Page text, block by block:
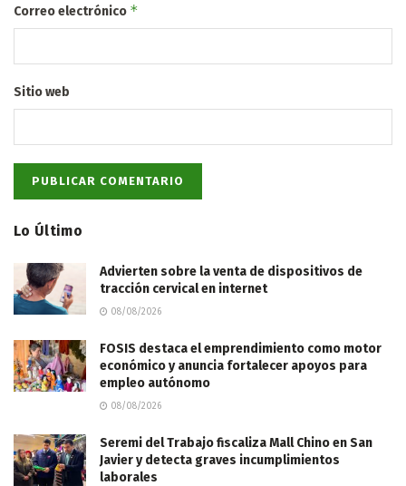
Correo electrónico *
Sitio web
Lo Último
Advierten sobre la venta de dispositivos de
tracción cervical en internet
08/08/2026
FOSIS destaca el emprendimiento como motor
económico y anuncia fortalecer apoyos para
empleo autónomo
08/08/2026
Seremi del Trabajo fiscaliza Mall Chino en San
Javier y detecta graves incumplimientos
laborales